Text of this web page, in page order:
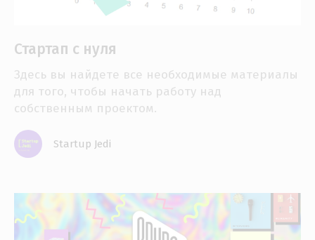
Стартап с нуля
Здесь вы найдете все необходимые материалы
для того, чтобы начать работу над
собственным проектом.
Startup Jedi